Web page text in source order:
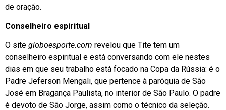
de oração.
Conselheiro espiritual
O site globoesporte.com revelou que Tite tem um
conselheiro espiritual e está conversando com ele nestes
dias em que seu trabalho está focado na Copa da Rússia: é o
Padre Jeferson Mengali, que pertence à paróquia de São
José em Bragança Paulista, no interior de São Paulo. O padre
é devoto de São Jorge, assim como o técnico da seleção.